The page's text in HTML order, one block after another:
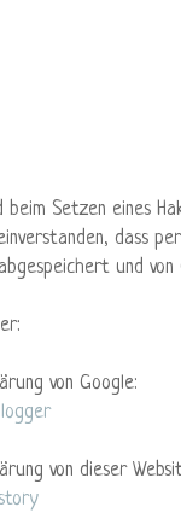
beim Setzen eines
dass
und
von Google:
von dieser